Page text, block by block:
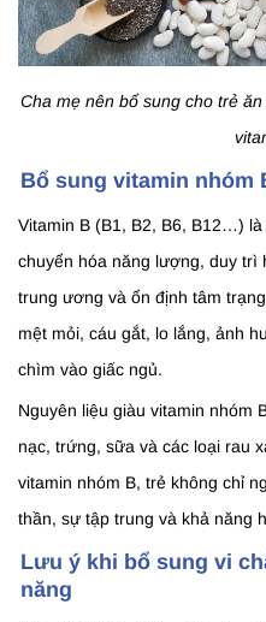
Cha mẹ nên bổ sung cho trẻ
Bổ sung vitamin nhóm
Vitamin B (B1, B2, B6, B12…)
chuyển hóa năng lượng, duy trì
trung ương và ổn định tâm
mệt mỏi, cáu gắt, lo lắng, ảnh
chìm vào giấc ngủ.
Nguyên liệu giàu vitamin nhóm
nạc, trứng, sữa và các loại rau
vitamin nhóm B, trẻ không chỉ
thần, sự tập trung và khả năng
Lưu ý khi bổ sung vi
năng